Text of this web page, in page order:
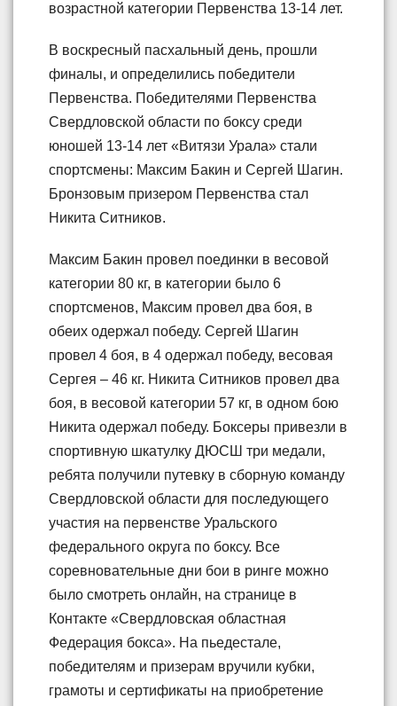
возрастной категории Первенства 13-14 лет.
В воскресный пасхальный день, прошли
финалы, и определились победители
Первенства. Победителями Первенства
Свердловской области по боксу среди
юношей 13-14 лет «Витязи Урала» стали
спортсмены: Максим Бакин и Сергей Шагин.
Бронзовым призером Первенства стал
Никита Ситников.
Максим Бакин провел поединки в весовой
категории 80 кг, в категории было 6
спортсменов, Максим провел два боя, в
обеих одержал победу. Сергей Шагин
провел 4 боя, в 4 одержал победу, весовая
Сергея – 46 кг. Никита Ситников провел два
боя, в весовой категории 57 кг, в одном бою
Никита одержал победу. Боксеры привезли в
спортивную шкатулку ДЮСШ три медали,
ребята получили путевку в сборную команду
Свердловской области для последующего
участия на первенстве Уральского
федерального округа по боксу. Все
соревновательные дни бои в ринге можно
было смотреть онлайн, на странице в
Контакте «Свердловская областная
Федерация бокса». На пьедестале,
победителям и призерам вручили кубки,
грамоты и сертификаты на приобретение